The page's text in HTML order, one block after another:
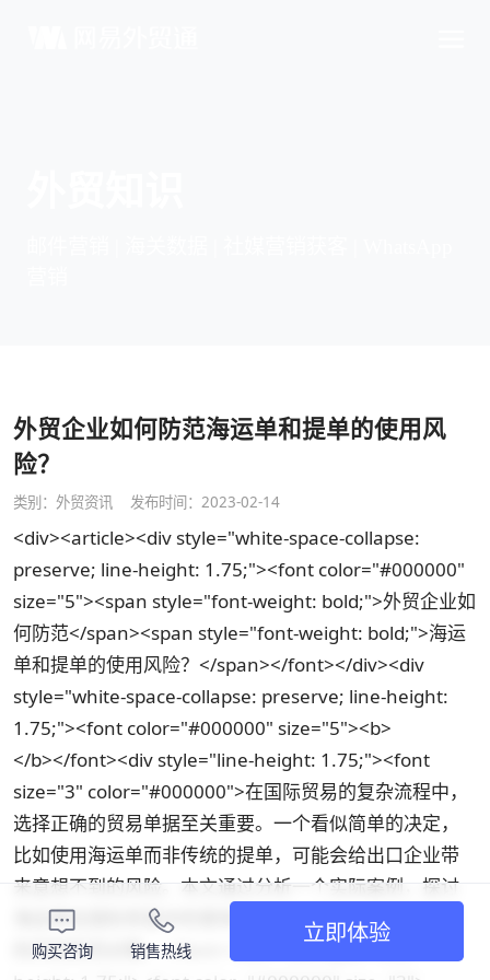
外贸企业如何防范海运单和提单的使用风
险？
类别： 外贸资讯 发布时间：2023-02-14
<div><article><div style="white-space-collapse:
preserve; line-height: 1.75;"><font color="#000000"
size="5"><span style="font-weight: bold;">外贸企业如
何防范</span><span style="font-weight: bold;">海运
单和提单的使用风险？</span></font></div><div
style="white-space-collapse: preserve; line-height:
1.75;"><font color="#000000" size="5"><b>
</b></font><div style="line-height: 1.75;"><font
size="3" color="#000000">在国际贸易的复杂流程中，
选择正确的贸易单据至关重要。一个看似简单的决定，
比如使用海运单而非传统的提单，可能会给出口企业带
来意想不到的风险。本文通过分析一个实际案例，探讨
海运单在国际贸易中的使用及其潜在风险，并提出相应
的风险防范对策。</font></div><div style="line-
购买咨询 销售热线
立即体验